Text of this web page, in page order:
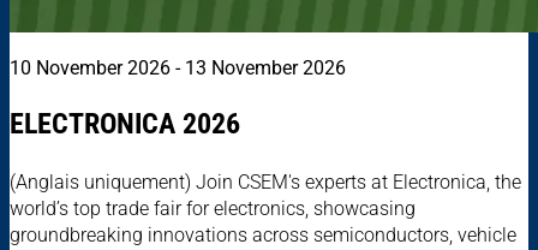
10 November 2026 - 13 November 2026
ELECTRONICA 2026
(Anglais uniquement) Join CSEM's experts at Electronica, the
world’s top trade fair for electronics, showcasing
groundbreaking innovations across semiconductors, vehicle